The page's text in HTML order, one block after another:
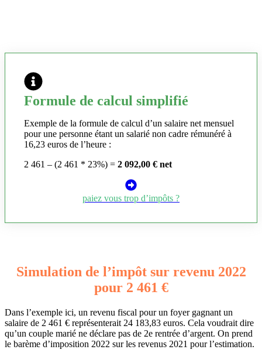
Formule de calcul simplifié
Exemple de la formule de calcul d’un salaire net mensuel
pour une personne étant un salarié non cadre rémunéré à
16,23 euros de l’heure :
2 461 – (2 461 * 23%) = 2 092,00 € net
paiez vous trop d’impôts ?
Simulation de l’impôt sur revenu 2022
pour 2 461 €
Dans l’exemple ici, un revenu fiscal pour un foyer gagnant un
salaire de 2 461 € représenterait 24 183,83 euros. Cela voudrait dire
qu’un couple marié ne déclare pas de 2e rentrée d’argent. On prend
le barème d’imposition 2022 sur les revenus 2021 pour l’estimation.